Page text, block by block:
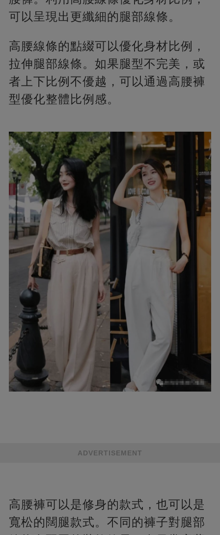
可以呈現出更纖細的腿部線條。
高腰線條的點綴可以優化身材比例，
拉伸腿部線條。如果腿型不完美，或
者上下比例不優越，可以通過高腰褲
型優化整體比例感。
ADVERTISEMENT
高腰褲可以是修身的款式，也可以是
寬松的闊腿款式。不同的褲子對腿部